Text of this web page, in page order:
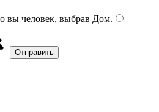
вы человек, выбрав Дом.